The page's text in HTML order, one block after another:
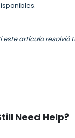
este artículo resolvió
Need Help?